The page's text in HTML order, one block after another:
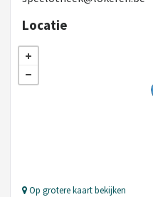
Locatie
Op grotere kaart bekijken